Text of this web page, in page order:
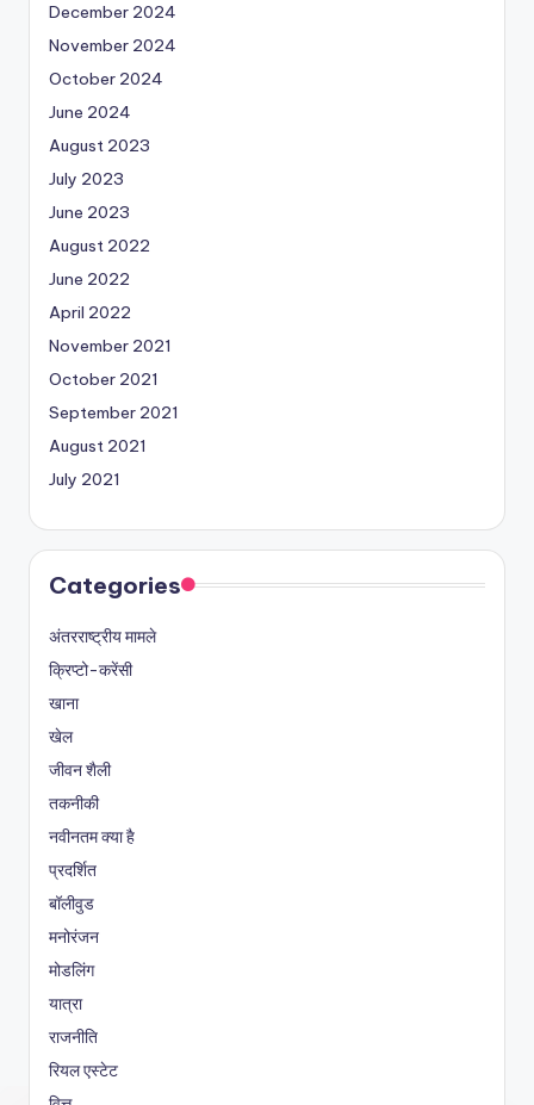
December 2024
November 2024
October 2024
June 2024
August 2023
July 2023
June 2023
August 2022
June 2022
April 2022
November 2021
October 2021
September 2021
August 2021
July 2021
Categories
अंतरराष्ट्रीय मामले
क्रिप्टो-करेंसी
खाना
खेल
जीवन शैली
तकनीकी
नवीनतम क्या है
प्रदर्शित
बॉलीवुड
मनोरंजन
मोडलिंग
यात्रा
राजनीति
रियल एस्टेट